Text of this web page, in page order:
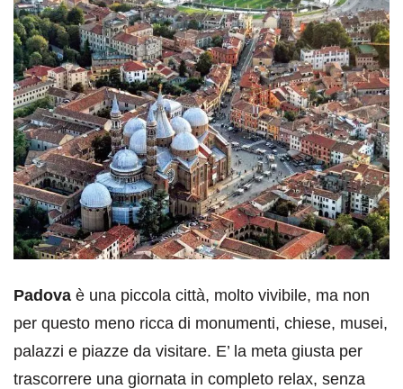
Padova è una piccola città, molto vivibile, ma non
per questo meno ricca di monumenti, chiese, musei,
palazzi e piazze da visitare. E’ la meta giusta per
trascorrere una giornata in completo relax, senza